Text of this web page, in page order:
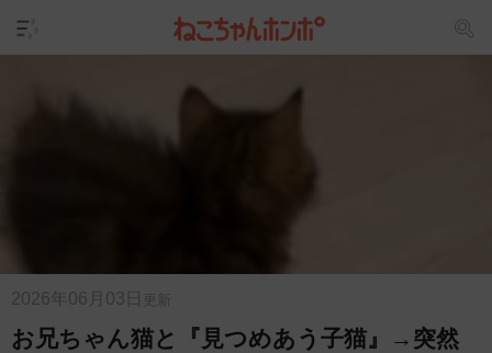
2026年06月03日 更新
お兄ちゃん猫と『見つめあう子猫』→突然